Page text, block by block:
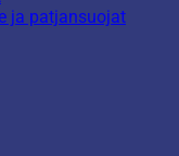
ja patjansuojat